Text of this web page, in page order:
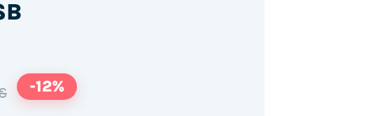
-12%